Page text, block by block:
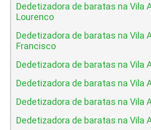
Dedetizadora de baratas na Vila
Lourenco
Dedetizadora de baratas na Vila
Francisco
Dedetizadora de baratas na Vila
Dedetizadora de baratas na Vila
Dedetizadora de baratas na Vila
Dedetizadora de baratas na Vila